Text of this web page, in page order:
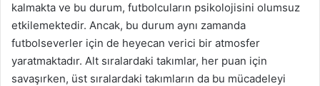
kalmakta ve bu durum, futbolcuların psikolojisini olumsuz
etkilemektedir. Ancak, bu durum aynı zamanda
futbolseverler için de heyecan verici bir atmosfer
yaratmaktadır. Alt sıralardaki takımlar, her puan için
savaşırken, üst sıralardaki takımların da bu mücadeleyi